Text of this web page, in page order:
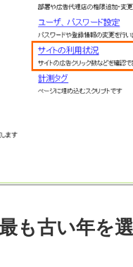
も古い年を